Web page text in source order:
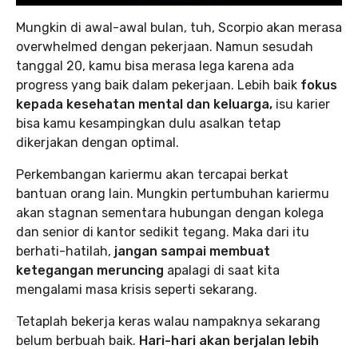
Mungkin di awal-awal bulan, tuh, Scorpio akan merasa
overwhelmed dengan pekerjaan. Namun sesudah
tanggal 20, kamu bisa merasa lega karena ada
progress yang baik dalam pekerjaan. Lebih baik fokus
kepada kesehatan mental dan keluarga, isu karier
bisa kamu kesampingkan dulu asalkan tetap
dikerjakan dengan optimal.
Perkembangan kariermu akan tercapai berkat
bantuan orang lain. Mungkin pertumbuhan kariermu
akan stagnan sementara hubungan dengan kolega
dan senior di kantor sedikit tegang. Maka dari itu
berhati-hatilah, jangan sampai membuat
ketegangan meruncing apalagi di saat kita
mengalami masa krisis seperti sekarang.
Tetaplah bekerja keras walau nampaknya sekarang
belum berbuah baik. Hari-hari akan berjalan lebih